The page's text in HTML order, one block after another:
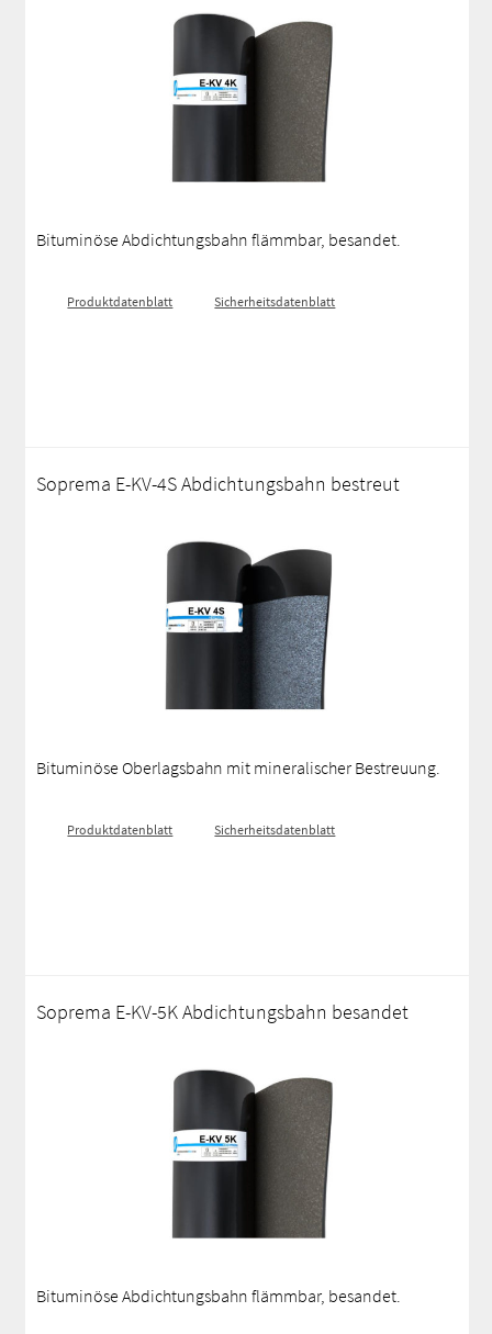
Bituminöse Abdichtungsbahn flämmbar, besandet.
Produktdatenblatt Sicherheitsdatenblatt
Soprema E-KV-4S Abdichtungsbahn bestreut
Bituminöse Oberlagsbahn mit mineralischer Bestreuung.
Produktdatenblatt Sicherheitsdatenblatt
Soprema E-KV-5K Abdichtungsbahn besandet
Bituminöse Abdichtungsbahn flämmbar, besandet.